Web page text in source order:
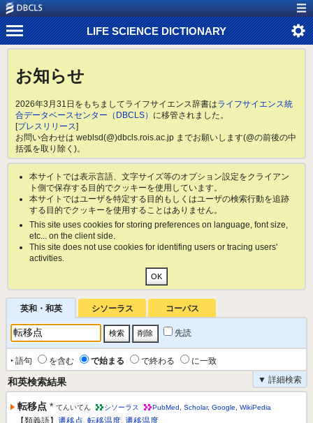
LIFE SCIENCE DICTIONARY
お知らせ
2026年3月31日をもちましてライフサイエンス辞書はライフサイエンス統
合データベースセンター（DBCLS） に移管されました。
[プレスリリース]
お問い合わせは weblsd(@)dbcls.rois.ac.jp までお願いします(@の前後の中
括弧を取り除く)。
本サイトでは表示言語、文字サイズ等のオプション設定をクライアン
ト側で保存する目的でクッキーを使用しています。
本サイトではユーザを特定する目的もしくはユーザの検索行動を追跡
する目的でクッキーを使用することはありません。
This site uses cookies for storing preferences on language, font size,
etc... on the client side.
This site does not use cookies for identifing users or tracing users'
activities.
英和・和英 シソーラス コーパス
先読
‣ 語句 を含む で始まる で終わる
に一致
▼ 詳細検索
和英検索結果
転移点 * てんいてん シソーラス PubMed Scholar, Google WikiPedia
【類義語】 遷移点, 転移温度, 遷移温度